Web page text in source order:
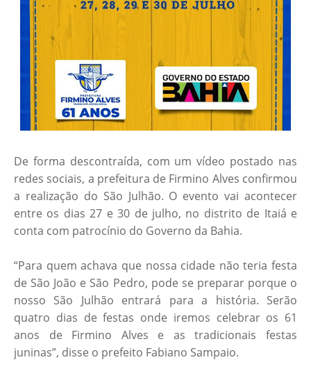
De forma descontraída, com um vídeo postado nas
redes sociais, a prefeitura de Firmino Alves confirmou
a realização do São Julhão. O evento vai acontecer
entre os dias 27 e 30 de julho, no distrito de Itaiá e
conta com patrocínio do Governo da Bahia.
“Para quem achava que nossa cidade não teria festa
de São João e São Pedro, pode se preparar porque o
nosso São Julhão entrará para a história. Serão
quatro dias de festas onde iremos celebrar os 61
anos de Firmino Alves e as tradicionais festas
juninas”, disse o prefeito Fabiano Sampaio.